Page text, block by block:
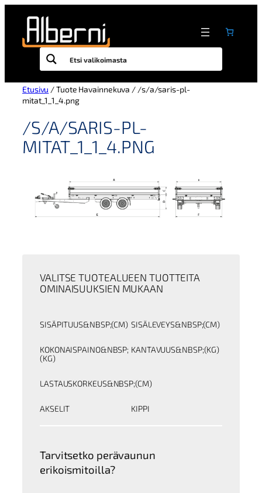
sisältöön
Etusivu / Tuote Havainnekuva / /s/a/saris-pl-
mitat_1_1_4.png
/S/A/SARIS-PL-
MITAT_1_1_4.PNG
VALITSE TUOTEALUEEN TUOTTEITA
OMINAISUUKSIEN MUKAAN
SISÄPITUUS&NBSP;(CM) SISÄLEVEYS&NBSP;(CM)
KOKONAISPAINO&NBSP;
(KG)
KANTAVUUS&NBSP;(KG)
LASTAUSKORKEUS&NBSP;(CM)
AKSELIT KIPPI
Tarvitsetko perävaunun
erikoismitoilla?